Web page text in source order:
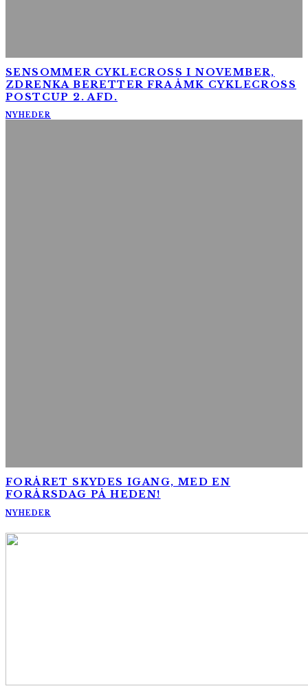
SENSOMMER CYKLECROSS I NOVEMBER,
ZDRENKA BERETTER FRA ÅMK CYKLECROSS
POSTCUP 2. AFD.
NYHEDER
FORÅRET SKYDES IGANG, MED EN
FORÅRSDAG PÅ HEDEN!
NYHEDER